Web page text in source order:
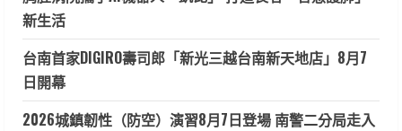
新生活
台南首家DIGIRO壽司郎「新光三越台南新天地店」8月7
日開幕
2026城鎮韌性（防空）演習8月7日登場 南警二分局走入